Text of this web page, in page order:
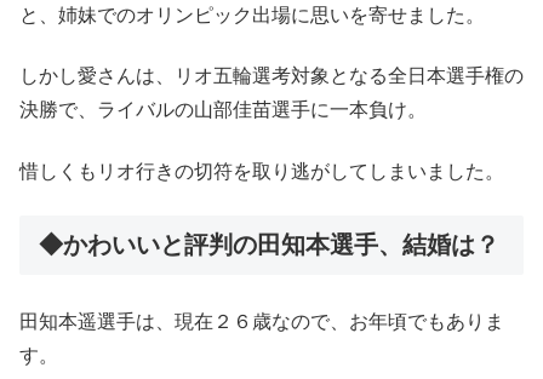
と、姉妹でのオリンピック出場に思いを寄せました。
しかし愛さんは、リオ五輪選考対象となる全日本選手権の
決勝で、ライバルの山部佳苗選手に一本負け。
惜しくもリオ行きの切符を取り逃がしてしまいました。
◆かわいいと評判の田知本選手、結婚は？
田知本遥選手は、現在２６歳なので、お年頃でもありま
す。